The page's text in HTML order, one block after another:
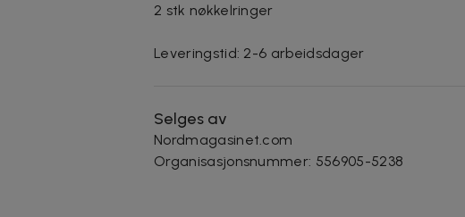
2 stk nøkkelringer
Leveringstid: 2-6 arbeidsdager
Selges av
Nordmagasinet.com
Organisasjonsnummer: 556905-5238